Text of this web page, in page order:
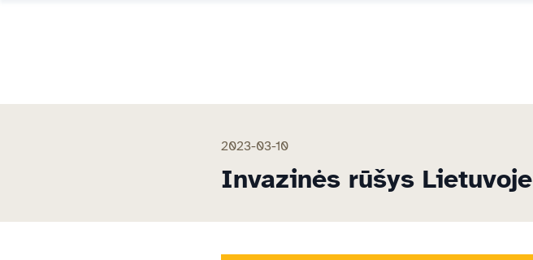
2023-03-10
Invazinės rūšys Lietuvoje